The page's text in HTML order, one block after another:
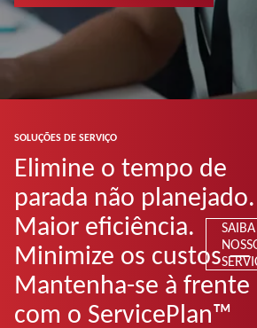
SOLUÇÕES DE SERVIÇO
Elimine o tempo de
parada não planejado.
Maior eficiência.
Minimize os custos —
Mantenha-se à frente
com o ServicePlan™